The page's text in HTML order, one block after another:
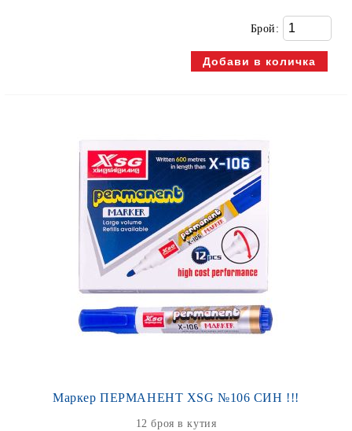
Брой:
Маркер ПЕРМАНЕНТ XSG №106 СИН !!!
12 броя в кутия